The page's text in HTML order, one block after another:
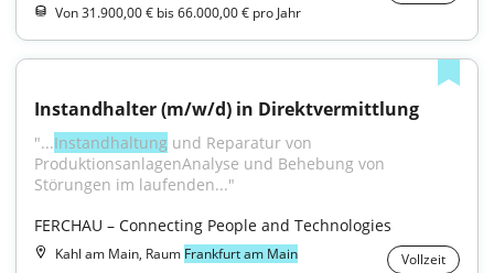
Von 31.900,00 € bis 66.000,00 € pro Jahr
Instandhalter (m/w/d) in Direktvermittlung
"...Instandhaltung und Reparatur von
ProduktionsanlagenAnalyse und Behebung von
Störungen im laufenden..."
FERCHAU – Connecting People and Technologies
Kahl am Main, Raum Frankfurt am Main Vollzeit